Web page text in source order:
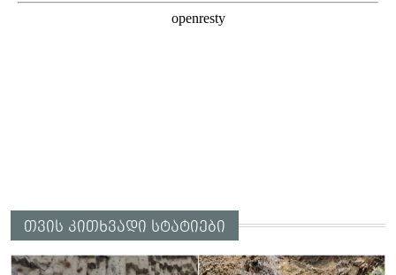
თვის კითხვადი სტატიები